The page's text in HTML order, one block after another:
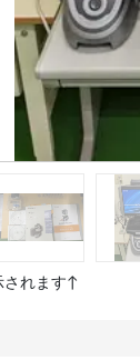
されます↑